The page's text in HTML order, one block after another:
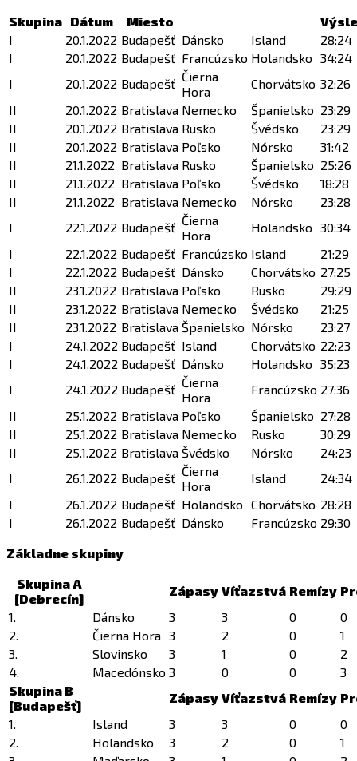
Skupina Dátum Miesto
I
20.1.2022 Budapešť Dánsko Island
28:24
I
20.1.2022 Budapešť Francúzsko Holandsko 34:24
I
20.1.2022 Budapešť Čierna
Hora
Chorvátsko 32:26
II
20.1.2022 Bratislava Nemecko Španielsko 23:29
II
20.1.2022 Bratislava Rusko Švédsko
23:29
II
20.1.2022 Bratislava Poľsko Nórsko
31:42
II
21.1.2022 Bratislava Rusko Španielsko 25:26
II
21.1.2022 Bratislava Poľsko Švédsko
18:28
II
21.1.2022 Bratislava Nemecko Nórsko
23:28
I
22.1.2022 Budapešť Čierna
Hora
Holandsko 30:34
I
22.1.2022 Budapešť Francúzsko Island
21:29
I
22.1.2022 Budapešť Dánsko Chorvátsko 27:25
II
23.1.2022 Bratislava Poľsko Rusko
29:29
II
23.1.2022 Bratislava Nemecko Švédsko
21:25
II
23.1.2022 Bratislava Španielsko Nórsko
23:27
I
24.1.2022 Budapešť Island Chorvátsko 22:23
I
24.1.2022 Budapešť Dánsko Holandsko 35:23
I
24.1.2022 Budapešť Čierna
Hora
Francúzsko 27:36
II
25.1.2022 Bratislava Poľsko Španielsko 27:28
II
25.1.2022 Bratislava Nemecko Rusko
30:29
II
25.1.2022 Bratislava Švédsko Nórsko
24:23
I
26.1.2022 Budapešť Čierna
Hora
Island
24:34
I
26.1.2022 Budapešť Holandsko Chorvátsko 28:28
I
26.1.2022 Budapešť Dánsko Francúzsko 29:30
Základne skupiny
Skupina A
[Debrecín]
Zápasy Víťazstvá Remízy
1.
Dánsko 3 3 0
0
2.
Čierna Hora 3 2 0
1
3.
Slovinsko 3 1 0
2
4.
Macedónsko 3 0 0
3
Skupina B
[Budapešť]
Zápasy Víťazstvá Remízy
1.
Island 3 3 0
0
2.
Holandsko 3 2 0
1